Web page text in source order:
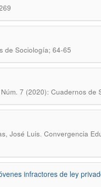
de Sociología; 64-65
7 (2020): Cuadernos de
José Luis. Convergencia
infractores de ley